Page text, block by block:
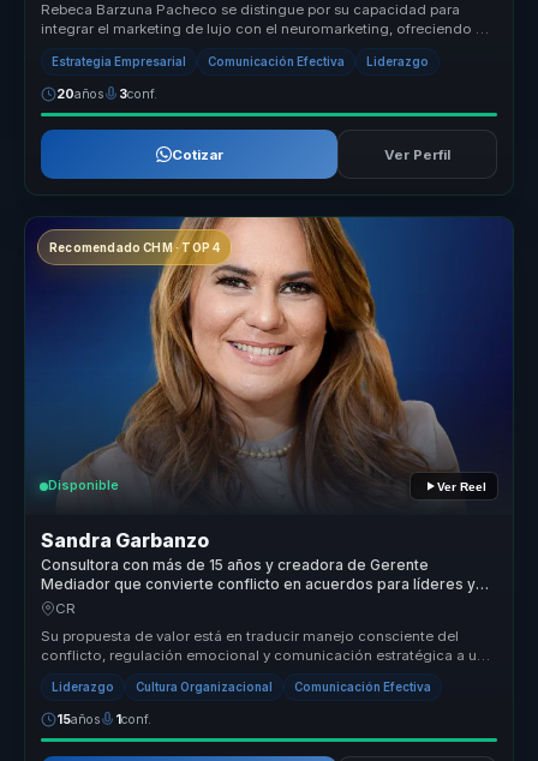
Rebeca Barzuna Pacheco se distingue por su capacidad para
integrar el marketing de lujo con el neuromarketing, ofreciendo un
enfoque únic...
Estrategia Empresarial Comunicación Efectiva Liderazgo
20años 3conf.
Cotizar Ver Perfil
Recomendado CHM · TOP 4
Disponible Ver Reel
Sandra Garbanzo
Consultora con más de 15 años y creadora de Gerente
Mediador que convierte conflicto en acuerdos para líderes y
equipos.
CR
Su propuesta de valor está en traducir manejo consciente del
conflicto, regulación emocional y comunicación estratégica a una
conversació...
Liderazgo Cultura Organizacional Comunicación Efectiva
15años 1conf.